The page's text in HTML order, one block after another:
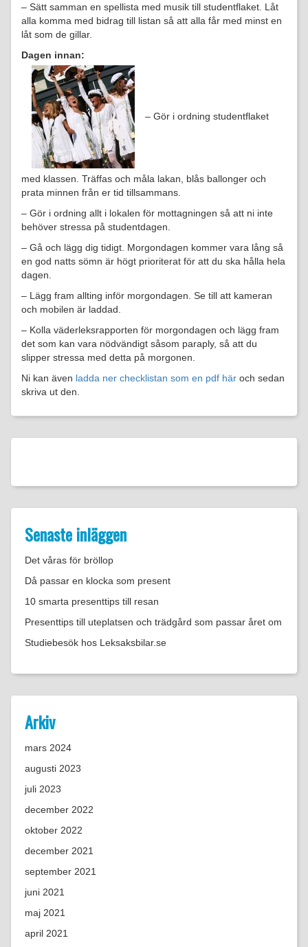
– Sätt samman en spellista med musik till studentflaket. Låt
alla komma med bidrag till listan så att alla får med minst en
låt som de gillar.
Dagen innan:
– Gör i ordning studentflaket
med klassen. Träffas och måla lakan, blås ballonger och
prata minnen från er tid tillsammans.
– Gör i ordning allt i lokalen för mottagningen så att ni inte
behöver stressa på studentdagen.
– Gå och lägg dig tidigt. Morgondagen kommer vara lång så
en god natts sömn är högt prioriterat för att du ska hålla hela
dagen.
– Lägg fram allting inför morgondagen. Se till att kameran
och mobilen är laddad.
– Kolla väderleksrapporten för morgondagen och lägg fram
det som kan vara nödvändigt såsom paraply, så att du
slipper stressa med detta på morgonen.
Ni kan även ladda ner checklistan som en pdf här och sedan
skriva ut den.
Senaste inläggen
Det våras för bröllop
Då passar en klocka som present
10 smarta presenttips till resan
Presenttips till uteplatsen och trädgård som passar året om
Studiebesök hos Leksaksbilar.se
Arkiv
mars 2024
augusti 2023
juli 2023
december 2022
oktober 2022
december 2021
september 2021
juni 2021
maj 2021
april 2021